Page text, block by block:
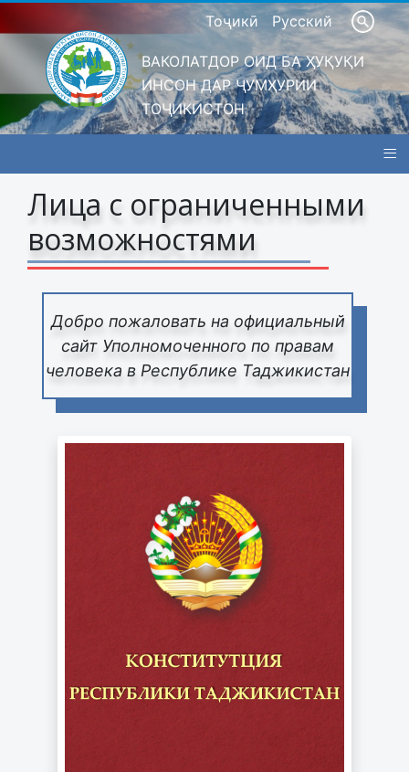
Тоҷикӣ Русский
ВАКОЛАТДОР ОИД БА ҲУҚУҚИ
ИНСОН ДАР ҶУМҲУРИИ
ТОҶИКИСТОН
≡
Добро пожаловать на официальный
сайт Уполномоченного по правам
человека в Республике Таджикистан
Лица с ограниченными
возможностями